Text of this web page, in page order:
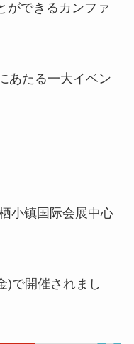
ができるカンファ
あたる一大イベン
小镇国际会展中心
)で開催されまし